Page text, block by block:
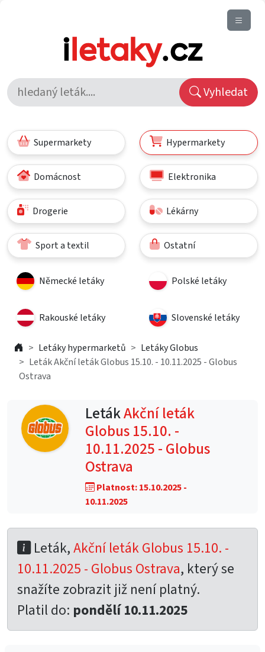
Vyhledat
Supermarkety Hypermarkety
Domácnost Elektronika
Drogerie Lékárny
Sport a textil Ostatní
Německé letáky Polské letáky
Rakouské letáky Slovenské letáky
Letáky hypermarketů
Letáky Globus
Leták Akční leták Globus 15.10. - 10.11.2025 - Globus
Ostrava
LetákAkční leták
Globus 15.10. -
10.11.2025 - Globus
Ostrava
Platnost: 15.10.2025 -
10.11.2025
Leták,Akční leták Globus 15.10. -
10.11.2025 - Globus Ostrava, který se
snažíte zobrazit již není platný.
Platil do: pondělí 10.11.2025